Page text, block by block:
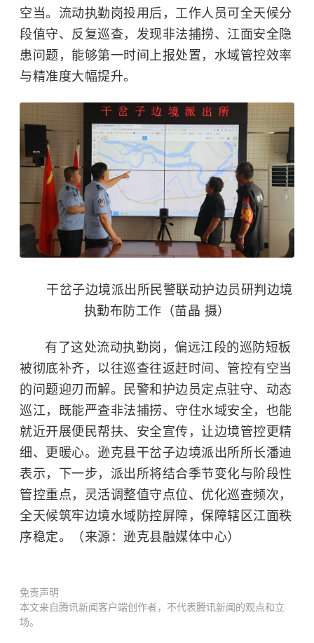
空当。流动执勤岗投用后，工作人员可全天候分
段值守、反复巡查，发现非法捕捞、江面安全隐
患问题，能够第一时间上报处置，水域管控效率
与精准度大幅提升。
干岔子边境派出所民警联动护边员研判边境
执勤布防工作（苗晶 摄）
有了这处流动执勤岗，偏远江段的巡防短板
被彻底补齐，以往巡查往返赶时间、管控有空当
的问题迎刃而解。民警和护边员定点驻守、动态
巡江，既能严查非法捕捞、守住水域安全，也能
就近开展便民帮扶、安全宣传，让边境管控更精
细、更暖心。逊克县干岔子边境派出所所长潘迪
表示，下一步，派出所将结合季节变化与阶段性
管控重点，灵活调整值守点位、优化巡查频次，
全天候筑牢边境水域防控屏障，保障辖区江面秩
序稳定。（来源：逊克县融媒体中心）
免责声明
本文来自腾讯新闻客户端创作者，不代表腾讯新闻的观点和立
场。